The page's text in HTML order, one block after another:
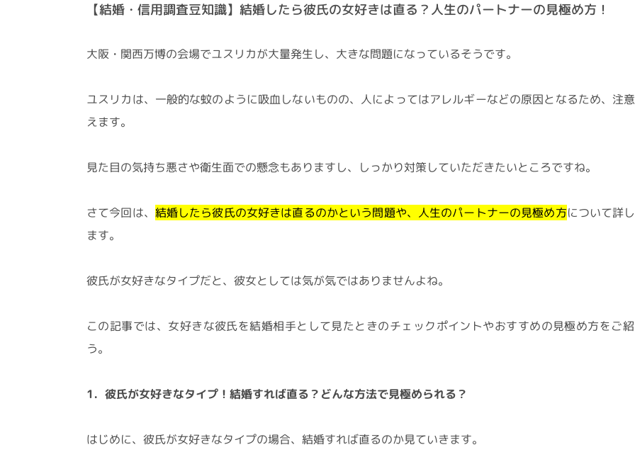
【結婚・信用調査豆知識】結婚したら彼氏の女好きは直る？人生のパートナーの見極め方！
大阪・関西万博の会場でユスリカが大量発生し、大きな問題になっているそうです。
ユスリカは、一般的な蚊のように吸血しないものの、人によってはアレルギーなどの原因となるため、注
えます。
見た目の気持ち悪さや衛生面での懸念もありますし、しっかり対策していただきたいところですね。
さて今回は、 結婚したら彼氏の女好きは直るのかという問題や、人生のパートナーの見極め方について詳
ます。
彼氏が女好きなタイプだと、彼女としては気が気ではありませんよね。
この記事では、女好きな彼氏を結婚相手として見たときのチェックポイントやおすすめの見極め方をご
う。
1．彼氏が女好きなタイプ！結婚すれば直る？どんな方法で見極められる？
はじめに、彼氏が女好きなタイプの場合、結婚すれば直るのか見ていきます。